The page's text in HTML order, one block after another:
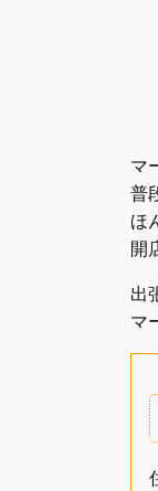
マ
普
ほ
開
出
マ